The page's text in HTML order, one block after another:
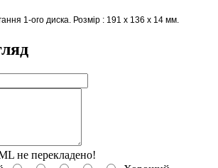
1-ого диска. Розмір : 191 x 136 x 14 мм.
не перекладено!